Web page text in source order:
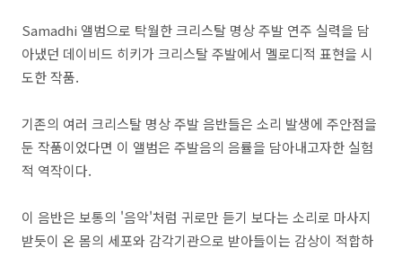
Samadhi 앨범으로 탁월한 크리스탈 명상 주발 연주 실력을 담
아냈던 데이비드 히키가 크리스탈 주발에서 멜로디적 표현을 시
도한 작품.
기존의 여러 크리스탈 명상 주발 음반들은 소리 발생에 주안점을
둔 작품이었다면 이 앨범은 주발음의 음률을 담아내고자한 실험
적 역작이다.
이 음반은 보통의 '음악'처럼 귀로만 듣기 보다는 소리로 마사지
받듯이 온 몸의 세포와 감각기관으로 받아들이는 감상이 적합하